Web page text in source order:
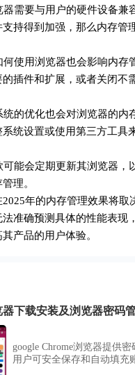
器需要与用户的硬件设备兼
持得到加强，那么内存管
使用浏览器也会影响内存
插件和扩展，或者关闭不
统的优化也会对浏览器的内
统设置或使用第三方工具
能会定期更新其浏览器，
理。
年的内存管理效果将取
准确预测具体的性能表现
产品的用户体验。
器下载安装及浏览器密码
google Chrome浏览器提供密
用户可安全保存和自动填充